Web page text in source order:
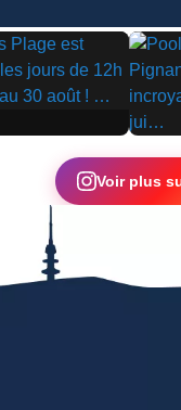
▶
Voir plus